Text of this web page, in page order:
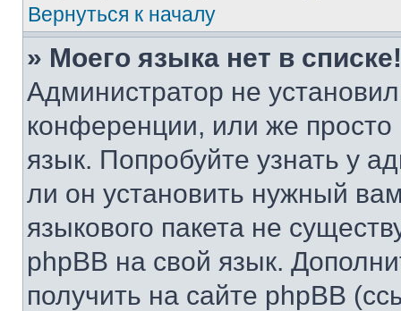
Вернуться к началу
» Моего языка нет в списке!
Администратор не
конференции, или же
язык. Попробуйте узнать у
ли он установить нужный
языкового пакета не
phpBB на свой язык.
получить на сайте phpBB